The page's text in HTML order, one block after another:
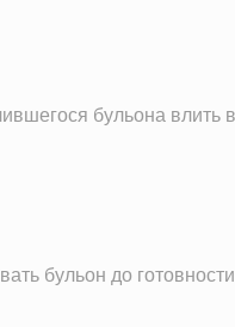
бульона влить в
бульон до